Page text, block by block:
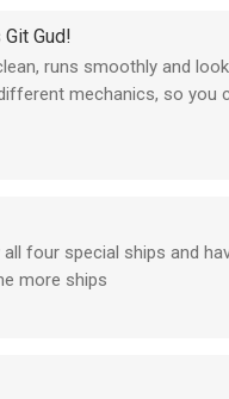
Gud!
runs smoothly and
mechanics, so you
need to get good! It's a
after the first world
all four special ships and
more ships